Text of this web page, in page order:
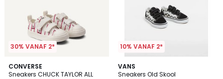
30% VANAF 2*
CONVERSE
Sneakers CHUCK TAYLOR ALL
10% VANAF 2*
VANS
Sneakers Old Skool
4.6
/ 5